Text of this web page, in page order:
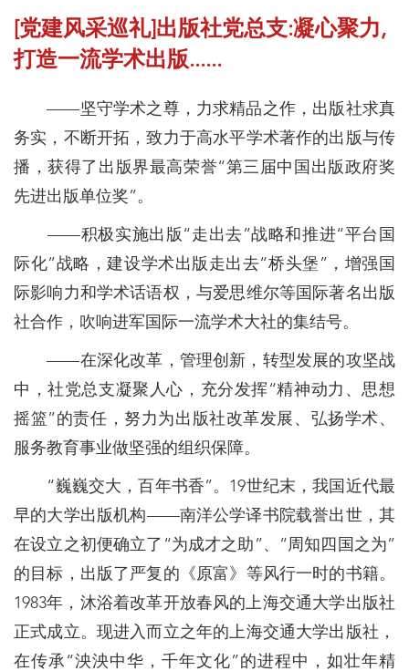
[党建风采巡礼]出版社党总支:凝心聚力,
打造一流学术出版......
——坚守学术之尊，力求精品之作，出版社求真
务实，不断开拓，致力于高水平学术著作的出版与传
播，获得了出版界最高荣誉“第三届中国出版政府奖
先进出版单位奖”。
——积极实施出版“走出去”战略和推进“平台国
际化”战略，建设学术出版走出去“桥头堡”，增强国
际影响力和学术话语权，与爱思维尔等国际著名出版
社合作，吹响进军国际一流学术大社的集结号。
——在深化改革，管理创新，转型发展的攻坚战
中，社党总支凝聚人心，充分发挥“精神动力、思想
摇篮”的责任，努力为出版社改革发展、弘扬学术、
服务教育事业做坚强的组织保障。
“巍巍交大，百年书香”。19世纪末，我国近代最
早的大学出版机构——南洋公学译书院载誉出世，其
在设立之初便确立了“为成才之助”、“周知四国之为”
的目标，出版了严复的《原富》等风行一时的书籍。
1983年，沐浴着改革开放春风的上海交通大学出版社
正式成立。现进入而立之年的上海交通大学出版社，
在传承“泱泱中华，千年文化”的进程中，如壮年精